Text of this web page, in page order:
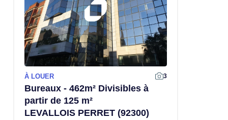
À LOUER 3
Bureaux - 462m² Divisibles à
partir de 125 m²
LEVALLOIS PERRET (92300)